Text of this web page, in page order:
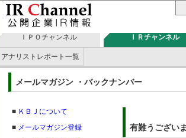
ＩＰＯチャンネル ＩＲチャンネル
アナリストレポート一覧
メールマガジン ・バックナンバー
■ ＫＢＪについて
■ メールマガジン登録
有難うござい